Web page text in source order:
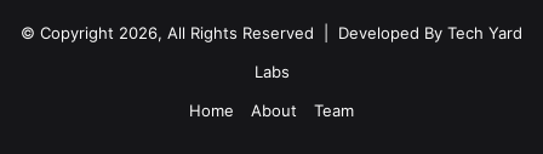
© Copyright 2026, All Rights Reserved | Developed By Tech Yard
Labs
Home
About Team